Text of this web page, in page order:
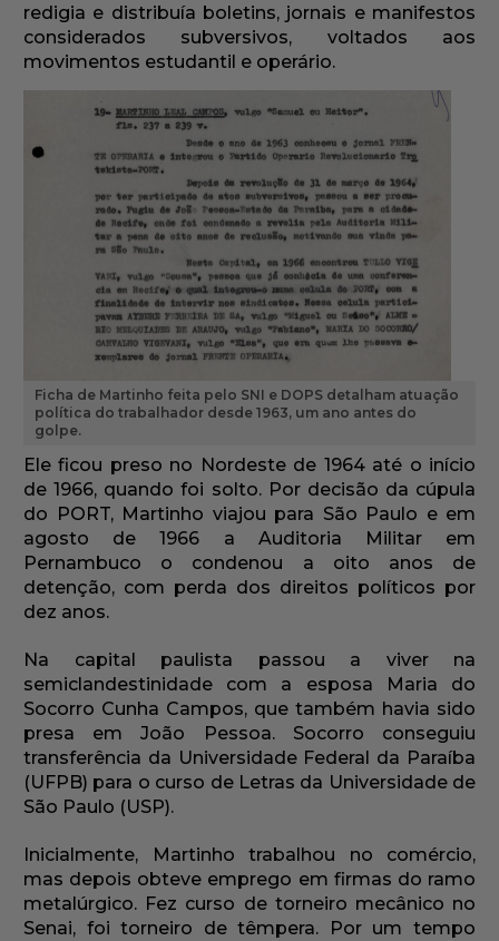
redigia e distribuía boletins, jornais e manifestos
considerados subversivos, voltados aos
movimentos estudantil e operário.
Ficha de Martinho feita pelo SNI e DOPS detalham atuação
política do trabalhador desde 1963, um ano antes do
golpe.
Ele ficou preso no Nordeste de 1964 até o início
de 1966, quando foi solto. Por decisão da cúpula
do PORT, Martinho viajou para São Paulo e em
agosto de 1966 a Auditoria Militar em
Pernambuco o condenou a oito anos de
detenção, com perda dos direitos políticos por
dez anos.
Na capital paulista passou a viver na
semiclandestinidade com a esposa Maria do
Socorro Cunha Campos, que também havia sido
presa em João Pessoa. Socorro conseguiu
transferência da Universidade Federal da Paraíba
(UFPB) para o curso de Letras da Universidade de
São Paulo (USP).
Inicialmente, Martinho trabalhou no comércio,
mas depois obteve emprego em firmas do ramo
metalúrgico. Fez curso de torneiro mecânico no
Senai, foi torneiro de têmpera. Por um tempo